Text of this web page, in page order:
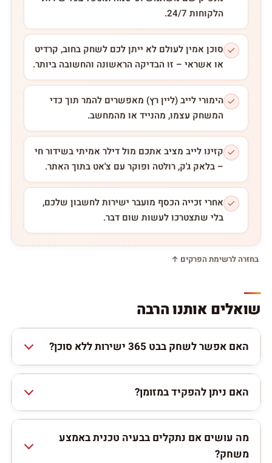
הלקוחות 24/7.
סוכן אמין לעולם לא ייתן לכם לשחק בחוב, קרדיט
או אשראי – זו הבדיקה הראשונה והחשובה ביותר.
הימורי לייב (ליין רץ) מאפשרים להמר תוך כדי
המשחק עצמו, מהנייד או מהמחשב.
קזינו לייב מציב אתכם מול דילר אמיתי בשידור חי
– בלאק ג'ק, רולטה ופוקר עם צ'אט בתוך האתר.
אחרי זכייה הכסף מועבר ישירות לחשבון שלכם,
בלי שתצטרכו לעשות שום דבר.
בחזרה לרשימת הפרקים ↑
שואלים אותנו הרבה
האם אפשר לשחק בבט 365 ישירות ללא סוכן?
האם ניתן להפקיד במזומן?
מה עושים אם נתקלים בבעיה טכנית באמצע
משחק?